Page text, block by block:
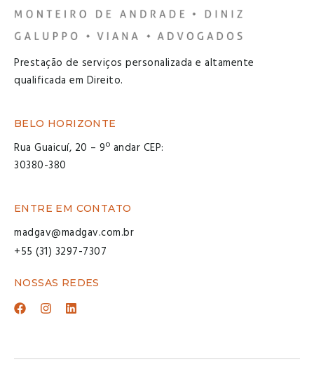
Prestação de serviços personalizada e altamente
qualificada em Direito.
BELO HORIZONTE
Rua Guaicuí, 20 – 9º andar CEP:
30380-380
ENTRE EM CONTATO
madgav@madgav.com.br
+55 (31) 3297-7307
NOSSAS REDES